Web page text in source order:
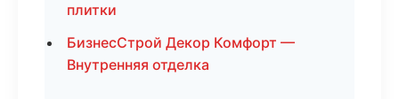
плитки
БизнесСтрой Декор Комфорт —
Внутренняя отделка